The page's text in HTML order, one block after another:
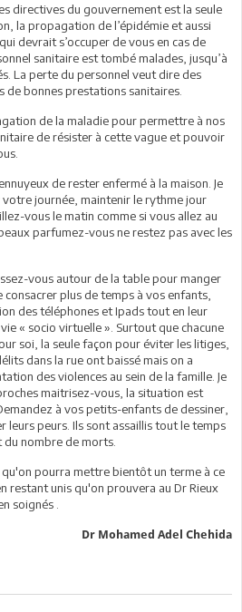
directives du gouvernement est la seule
la propagation de l’épidémie et aussi
devrait s’occuper de vous en cas de
sanitaire est tombé malades, jusqu’à
La perte du personnel veut dire des
de bonnes prestations sanitaires.
de la maladie pour permettre à nos
de résister à cette vague et pouvoir
de rester enfermé à la maison. Je
journée, maintenir le rythme jour
vous le matin comme si vous allez au
parfumez-vous ne restez pas avec les
vous autour de la table pour manger
consacrer plus de temps à vos enfants,
des téléphones et Ipads tout en leur
« socio virtuelle ». Surtout que chacune
soi, la seule façon pour éviter les litiges,
dans la rue ont baissé mais on a
des violences au sein de la famille. Je
maitrisez-vous, la situation est
à vos petits-enfants de dessiner,
leurs peurs. Ils sont assaillis tout le temps
du nombre de morts.
qu'on pourra mettre bientôt un terme à ce
restant unis qu'on prouvera au Dr Rieux
soignés .
Dr Mohamed Adel Chehida